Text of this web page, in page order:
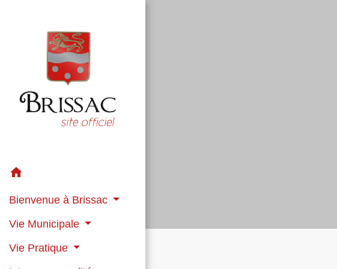
home
Bienvenue à Brissac
Vie Municipale
Vie Pratique